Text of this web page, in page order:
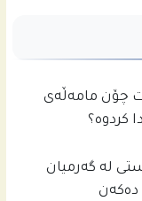
چۆن مامه‌ڵه‌ى
كردوه‌؟
لە گەرمیان